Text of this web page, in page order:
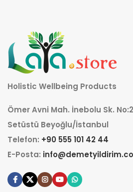
Holistic Wellbeing Products
Ömer Avni Mah. İnebolu Sk.
Setüstü Beyoğlu/İstanbul
Telefon: +90 555 101 42 44
E-Posta: